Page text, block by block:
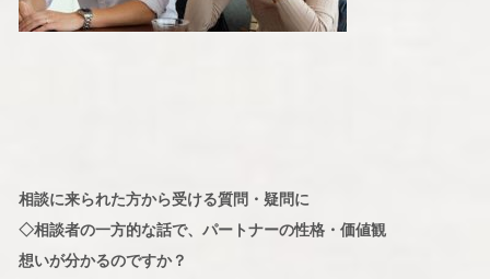
相談に来られた方から受ける質問・疑問に
◇相談者の一方的な話で、パートナーの性格・価値観
想いが分かるのですか？